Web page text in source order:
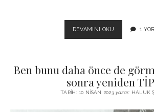
DEVAMINI OKU ESKISI
GIBI
1
Ben bunu daha önce de
sonra yeniden
TARIH: 10 NISAN 2023yazar: HALUK